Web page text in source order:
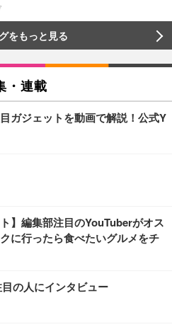
をもっと見る
・連載
ガジェットを動画で解説！公式Y
】編集部注目のYouTuberがオス
に行ったら食べたいグルメをチ
の人にインタビュー